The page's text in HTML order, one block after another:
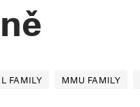
FAMILY MMU FAMILY